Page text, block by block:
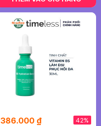
386.000 ₫ 42%